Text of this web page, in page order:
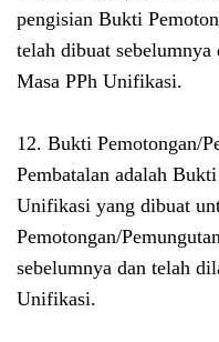
pengisian Bukti
telah dibuat
Masa PPh Unifikasi.
12. Bukti Pemotongan/
Pembatalan adalah
Unifikasi yang dibuat
Pemotongan/
sebelumnya dan telah
Unifikasi.